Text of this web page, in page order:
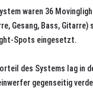
waren 36
Gesang, Bass,
Spots eingesetzt.
des Systems lag in
gegenseitig